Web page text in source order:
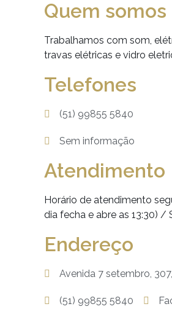
Quem somos
Trabalhamos com som,
travas elétricas e vidro
Telefones
(51) 99855 5840
Sem informação
Atendimento
Horário de atendimento
dia fecha e abre as 13:30) /
Endereço
Avenida 7 setembro,
(51) 99855 5840